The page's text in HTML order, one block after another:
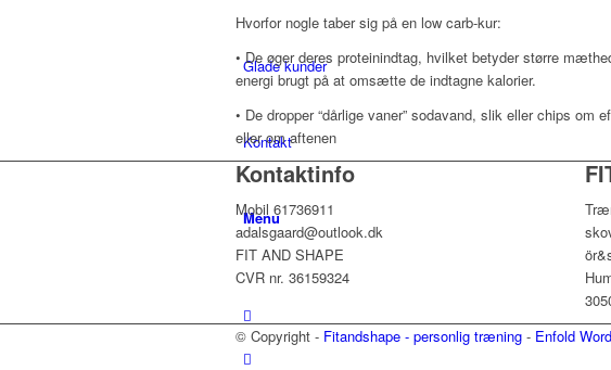
Glade kunder
Kontakt
Menu
Hvorfor nogle taber sig på en low carb-kur:
• De øger deres proteinindtag, hvilket betyder større
energi brugt på at omsætte de indtagne kalorier.
• De dropper “dårlige vaner” sodavand, slik eller chips om
eller om aftenen
Kontaktinfo
Mobil 61736911
adalsgaard@outlook.dk
FIT AND SHAPE
CVR nr. 36159324
© Copyright - Fitandshape - personlig træning - Enfold